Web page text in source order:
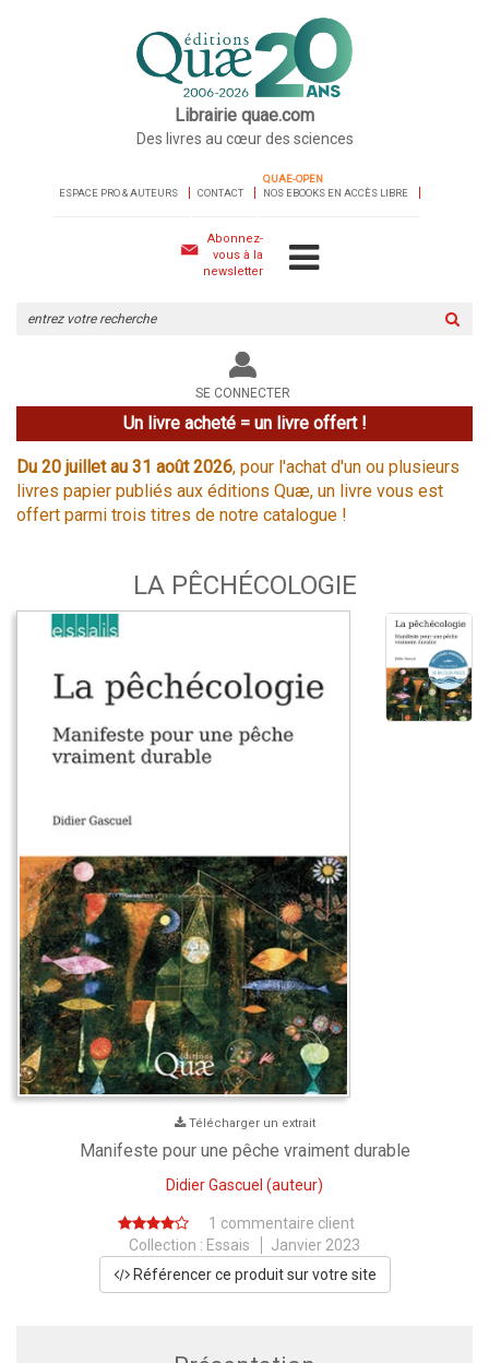
Librairie quae.com
Des livres au cœur des sciences
ESPACE PRO & AUTEURS CONTACT
QUAE-OPEN
NOS EBOOKS EN ACCÈS LIBRE
Abonnez-
vous à la
newsletter
le
site
SE CONNECTER
Un livre acheté = un livre offert !
Du 20 juillet au 31 août 2026, pour l'achat d'un ou plusieurs
livres papier publiés aux éditions Quæ, un livre vous est
offert parmi trois titres de notre catalogue !
LA PÊCHÉCOLOGIE
Télécharger un extrait
Manifeste pour une pêche vraiment durable
Didier Gascuel (auteur)
1 commentaire client
Collection : Essais
Janvier 2023
Référencer ce produit sur votre site